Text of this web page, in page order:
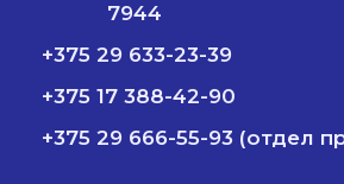
7944
+375 29 633-23-39
+375 17 388-42-90
+375 29 666-55-93 (отдел